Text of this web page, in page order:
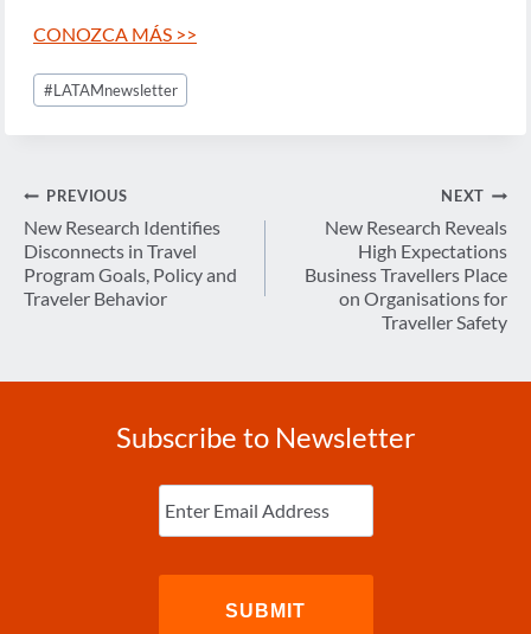
CONOZCA MÁS >>
Post
Tags:
#LATAMnewsletter
Post
navigation
PREVIOUS
New Research Identifies
Disconnects in Travel
Program Goals, Policy and
Traveler Behavior
NEXT
New Research Reveals
High Expectations
Business Travellers Place
on Organisations for
Traveller Safety
Subscribe to Newsletter
Enter
Email (Required)